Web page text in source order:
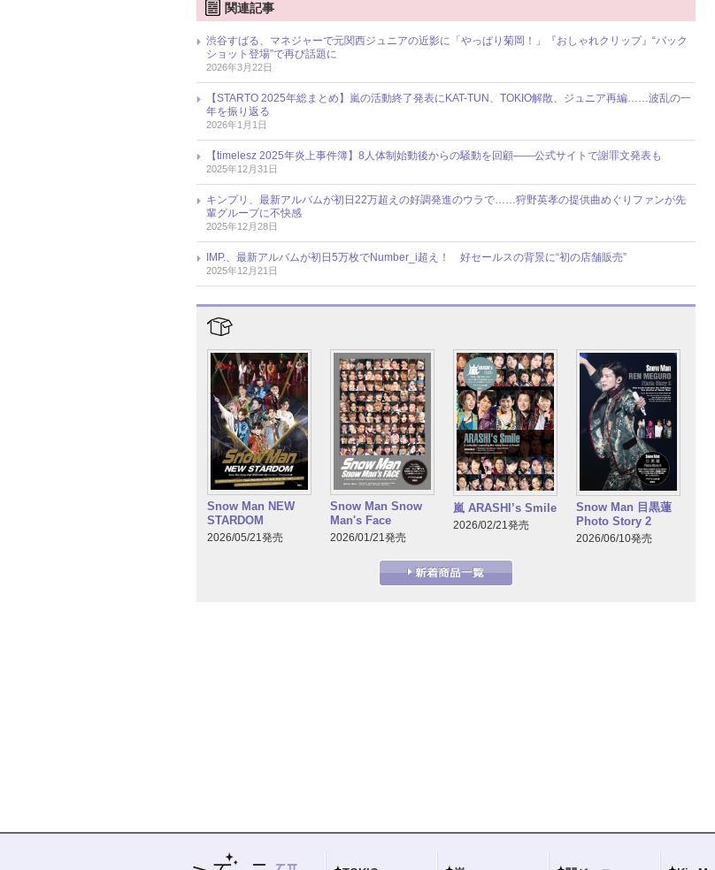
関連記事
渋谷すばる、マネジャーで元関西ジュニアの近影に「やっぱり菊岡！」『おしゃれクリップ』“バック
ショット登場”で再び話題に
2026年3月22日
【STARTO 2025年総まとめ】嵐の活動終了発表にKAT-TUN、TOKIO解散、ジュニア再編……波乱の一
年を振り返る
2026年1月1日
【timelesz 2025年炎上事件簿】8人体制始動後からの騒動を回顧――公式サイトで謝罪文発表も
2025年12月31日
キンプリ、最新アルバムが初日22万超えの好調発進のウラで……狩野英孝の提供曲めぐりファンが先
輩グループに不快感
2025年12月28日
IMP.、最新アルバムが初日5万枚でNumber_i超え！ 好セールスの背景に“初の店舗販売”
2025年12月21日
Snow Man NEW
STARDOM
2026/05/21発売
Snow Man Snow
Man's Face
2026/01/21発売
嵐 ARASHI’s Smile
2026/02/21発売
Snow Man 目黒蓮
Photo Story 2
2026/06/10発売